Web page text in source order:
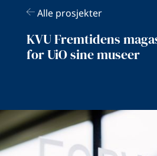
Alle prosjekter
KVU Fremtidens
for UiO sine museer